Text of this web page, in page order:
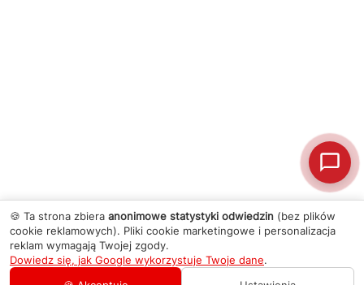
🍪 Ta strona zbiera anonimowe statystyki odwiedzin (bez plików
cookie reklamowych). Pliki cookie marketingowe i personalizacja
reklam wymagają Twojej zgody.
Dowiedz się, jak Google wykorzystuje Twoje dane.